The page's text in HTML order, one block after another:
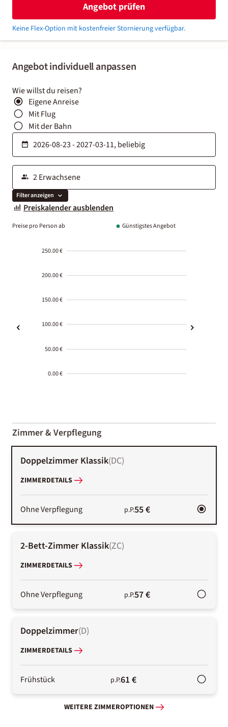
Angebot individuell anpassen
Wie willst du reisen?
Eigene Anreise
Mit Flug
Mit der Bahn
Filter anzeigen
Preiskalender ausblenden
Preise pro Person ab Günstigstes Angebot
250.00 €
200.00 €
150.00 €
100.00 €
50.00 €
0.00 €
01-02
Zimmer & Verpflegung
Doppelzimmer Klassik(DC)
ZIMMERDETAILS
Ohne Verpflegung p.P.55 €
2-Bett-Zimmer Klassik(ZC)
ZIMMERDETAILS
Ohne Verpflegung p.P.57 €
Doppelzimmer(D)
ZIMMERDETAILS
Frühstück p.P.61 €
WEITERE ZIMMEROPTIONEN
Angebot prüfen
Keine Flex-Option mit kostenfreier Stornierung verfügbar.